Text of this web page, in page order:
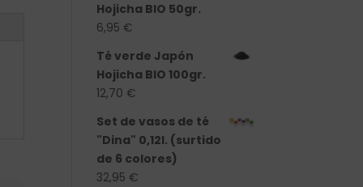
Hojicha BIO 50gr.
6,95 €
Té verde Japón
Hojicha BIO 100gr.
12,70 €
Set de vasos de té
"Dina" 0,12l. (surtido
de 6 colores)
32,95 €